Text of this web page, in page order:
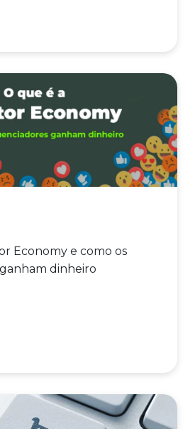
Economy e como os
dinheiro